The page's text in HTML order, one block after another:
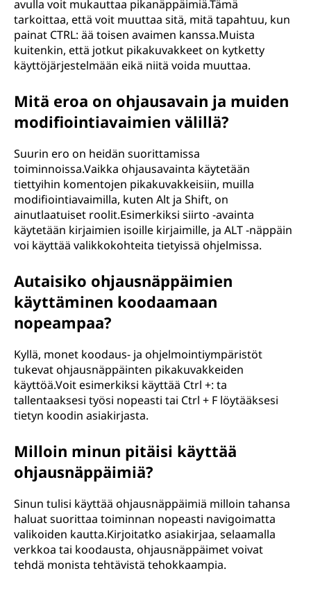
avulla voit mukauttaa pikanäppäimiä.Tämä
tarkoittaa, että voit muuttaa sitä, mitä tapahtuu, kun
painat CTRL: ää toisen avaimen kanssa.Muista
kuitenkin, että jotkut pikakuvakkeet on kytketty
käyttöjärjestelmään eikä niitä voida muuttaa.
Mitä eroa on ohjausavain ja muiden
modifiointiavaimien välillä?
Suurin ero on heidän suorittamissa
toiminnoissa.Vaikka ohjausavainta käytetään
tiettyihin komentojen pikakuvakkeisiin, muilla
modifiointiavaimilla, kuten Alt ja Shift, on
ainutlaatuiset roolit.Esimerkiksi siirto -avainta
käytetään kirjaimien isoille kirjaimille, ja ALT -näppäin
voi käyttää valikkokohteita tietyissä ohjelmissa.
Autaisiko ohjausnäppäimien
käyttäminen koodaamaan
nopeampaa?
Kyllä, monet koodaus- ja ohjelmointiympäristöt
tukevat ohjausnäppäinten pikakuvakkeiden
käyttöä.Voit esimerkiksi käyttää Ctrl +: ta
tallentaaksesi työsi nopeasti tai Ctrl + F löytääksesi
tietyn koodin asiakirjasta.
Milloin minun pitäisi käyttää
ohjausnäppäimiä?
Sinun tulisi käyttää ohjausnäppäimiä milloin tahansa
haluat suorittaa toiminnan nopeasti navigoimatta
valikoiden kautta.Kirjoitatko asiakirjaa, selaamalla
verkkoa tai koodausta, ohjausnäppäimet voivat
tehdä monista tehtävistä tehokkaampia.